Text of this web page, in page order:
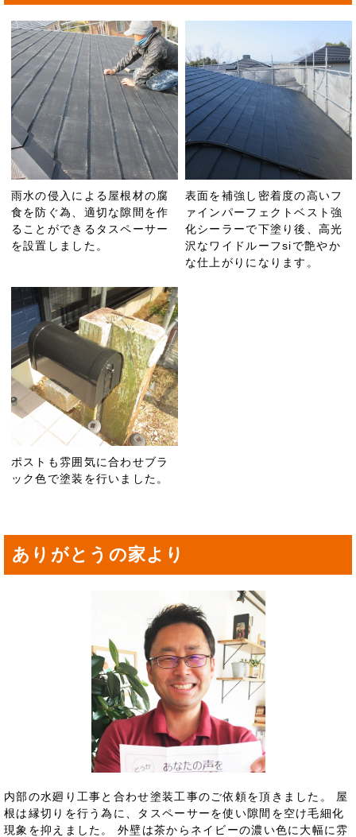
雨水の侵入による屋根材の腐
食を防ぐ為、適切な隙間を作
ることができるタスペーサー
を設置しました。
表面を補強し密着度の高いフ
ァインパーフェクトベスト強
化シーラーで下塗り後、高光
沢なワイドルーフsiで艶やか
な仕上がりになります。
ポストも雰囲気に合わせブラ
ック色で塗装を行いました。
ありがとうの家より
内部の水廻り工事と合わせ塗装工事のご依頼を頂きました。 屋
根は縁切りを行う為に、タスペーサーを使い隙間を空け毛細化
現象を抑えました。 外壁は茶からネイビーの濃い色に大幅に雰